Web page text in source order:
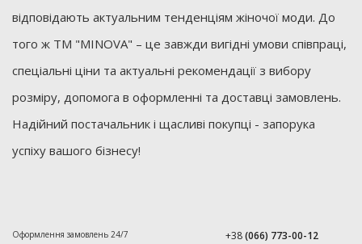
відповідають актуальним тенденціям жіночої моди. До
того ж ТМ "MINOVA" – це завжди вигідні умови співпраці,
спеціальні ціни та актуальні рекомендації з вибору
розміру, допомога в оформленні та доставці замовлень.
Надійний постачальник і щасливі покупці - запорука
успіху вашого бізнесу!
Оформлення замовлень 24/7
+38(066) 773-00-12